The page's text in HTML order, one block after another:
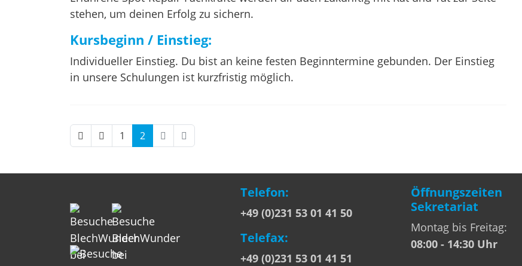
stehen, um deinen Erfolg zu sichern.
Kursbeginn / Einstieg:
Individueller Einstieg. Du bist an keine festen Beginntermine gebunden. Der Einstieg
in unsere Schulungen ist kurzfristig möglich.
1 2
Telefon:
+49 (0)231 53 01 41 50
Telefax:
+49 (0)231 53 01 41 51
Öffnungszeiten
Sekretariat
Montag bis Freitag:
08:00 - 14:30 Uhr